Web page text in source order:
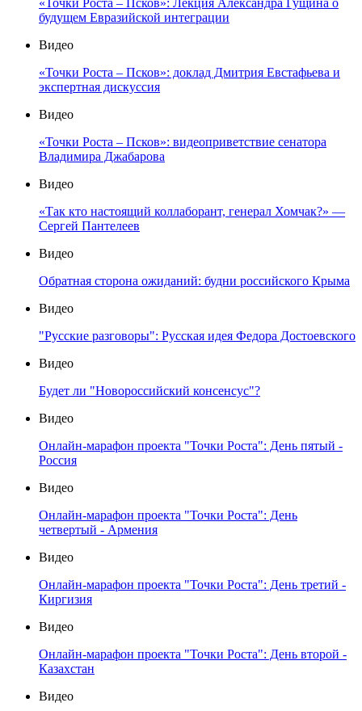
«Точки Роста – Псков»: Лекция Александра Гущина о
будущем Евразийской интеграции
Видео
«Точки Роста – Псков»: доклад Дмитрия Евстафьева и
экспертная дискуссия
Видео
«Точки Роста – Псков»: видеоприветствие сенатора
Владимира Джабарова
Видео
«Так кто настоящий коллаборант, генерал Хомчак?» —
Сергей Пантелеев
Видео
Обратная сторона ожиданий: будни российского Крыма
Видео
"Русские разговоры": Русская идея Федора Достоевского
Видео
Будет ли "Новороссийский консенсус"?
Видео
Онлайн-марафон проекта "Точки Роста": День пятый -
Россия
Видео
Онлайн-марафон проекта "Точки Роста": День
четвертый - Армения
Видео
Онлайн-марафон проекта "Точки Роста": День третий -
Киргизия
Видео
Онлайн-марафон проекта "Точки Роста": День второй -
Казахстан
Видео